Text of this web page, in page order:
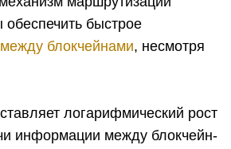
обеспечить быстрое
блокчейнами, несмотря
логарифмический рост
информации между блокчейн-